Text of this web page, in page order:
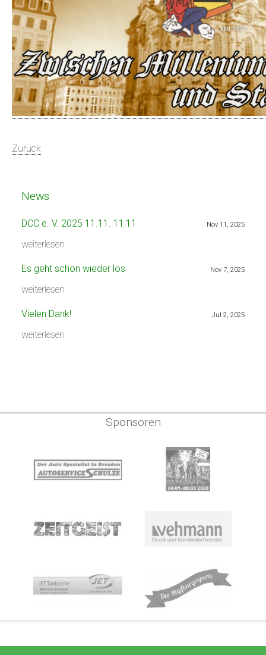
Zurück
News
Nov 11, 2025
DCC e. V. 2025 11.11. 11:11
weiterlesen
Nov 7, 2025
Es geht schon wieder los
weiterlesen
Jul 2, 2025
Vielen Dank!
weiterlesen
Sponsoren